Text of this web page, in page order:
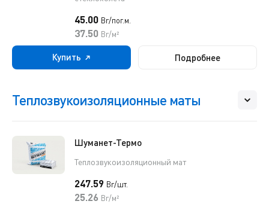
45.00 Br/пог.м.
37.50 Br/м²
Купить Подробнее
Теплозвукоизоляционные маты
Шуманет-Термо
Теплозвукоизоляционный мат
247.59 Br/шт.
25.26 Br/м²